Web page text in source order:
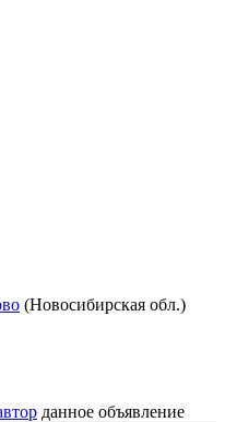
(Новосибирская обл.)
данное объявление